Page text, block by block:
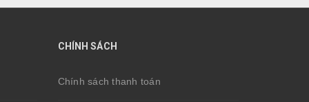
CHÍNH SÁCH
Chính sách thanh toán